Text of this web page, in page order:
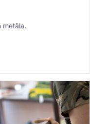
metāla.